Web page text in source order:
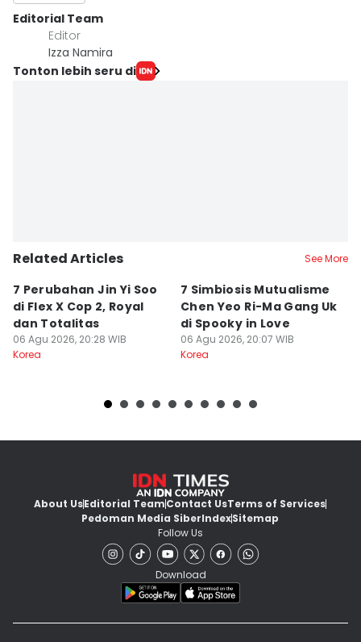
Editorial Team
Editor
Izza Namira
Tonton lebih seru di
Related Articles See More
7 Perubahan Jin Yi Soo
di Flex X Cop 2, Royal
dan Totalitas
06 Agu 2026, 20:28 WIB
Korea
7 Simbiosis Mutualisme
Chen Yeo Ri-Ma Gang Uk
di Spooky in Love
06 Agu 2026, 20:07 WIB
Korea
About UsEditorial TeamContact UsTerms of Services
Pedoman Media SiberIndexSitemap
Follow Us
Download